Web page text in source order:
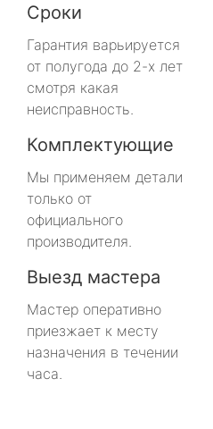
Сроки
Гарантия варьируется
от полугода до 2-х лет
смотря какая
неисправность.
Комплектующие
Мы применяем детали
только от
официального
производителя.
Выезд мастера
Мастер оперативно
приезжает к месту
назначения в течении
часа.